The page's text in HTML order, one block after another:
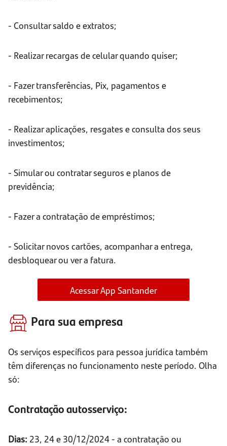
- Consultar saldo e extratos;
- Realizar recargas de celular quando quiser;
- Fazer transferências, Pix, pagamentos e
recebimentos;
- Realizar aplicações, resgates e consulta dos seus
investimentos;
- Simular ou contratar seguros e planos de
previdência;
- Fazer a contratação de empréstimos;
- Solicitar novos cartões, acompanhar a entrega,
desbloquear ou ver a fatura.
Acessar App Santander
Para sua empresa
Os serviços específicos para pessoa jurídica também
têm diferenças no funcionamento neste período. Olha
só:
Contratação autosserviço:
Dias: 23, 24 e 30/12/2024 - a contratação ou